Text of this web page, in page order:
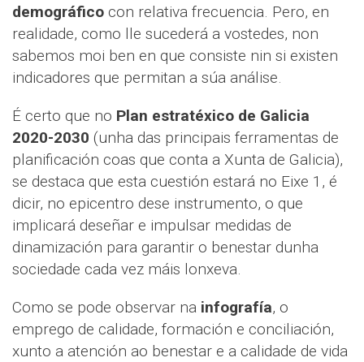
demográfico con relativa frecuencia. Pero, en
realidade, como lle sucederá a vostedes, non
sabemos moi ben en que consiste nin si existen
indicadores que permitan a súa análise.
É certo que no Plan estratéxico de Galicia
2020-2030 (unha das principais ferramentas de
planificación coas que conta a Xunta de Galicia),
se destaca que esta cuestión estará no Eixe 1, é
dicir, no epicentro dese instrumento, o que
implicará deseñar e impulsar medidas de
dinamización para garantir o benestar dunha
sociedade cada vez máis lonxeva.
Como se pode observar na infografía, o
emprego de calidade, formación e conciliación,
xunto a atención ao benestar e a calidade de vida